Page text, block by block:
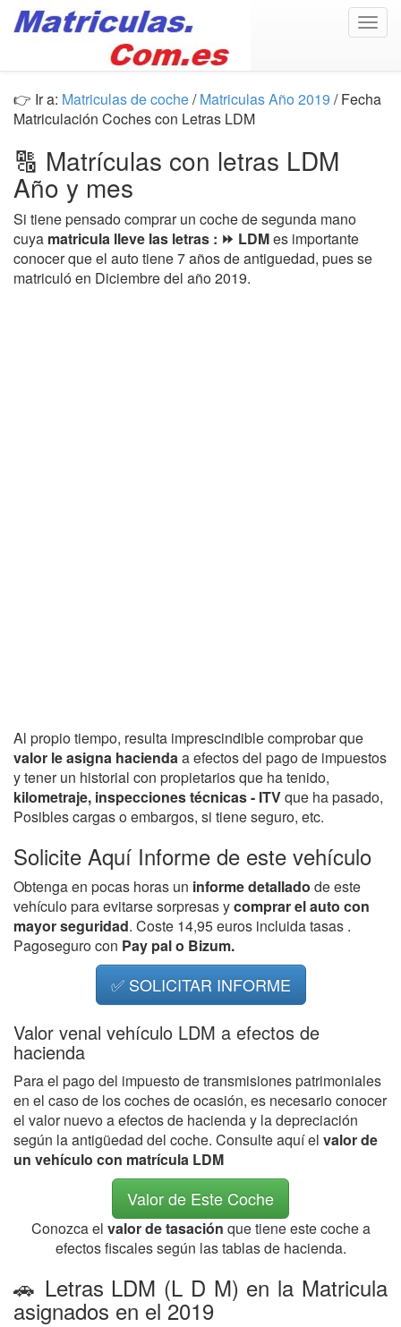
👉 Ir a: Matriculas de coche/Matriculas Año 2019 / Fecha
Matriculación Coches con Letras LDM
🔠 Matrículas con letras LDM
Año y mes
Si tiene pensado comprar un coche de segunda mano
cuya matricula lleve las letras : ⏩ LDMes importante
conocer que el auto tiene 7 años de antiguedad, pues se
matriculó en Diciembre del año 2019.
Al propio tiempo, resulta imprescindible comprobar que
valor le asigna haciendaa efectos del pago de impuestos
y tener un historial con propietarios que ha tenido,
kilometraje, inspecciones técnicas - ITVque ha pasado,
Posibles cargas o embargos, si tiene seguro, etc.
Solicite Aquí Informe de este vehículo
Obtenga en pocas horas un informe detallado de este
vehículo para evitarse sorpresas ycomprar el auto con
mayor seguridad. Coste 14,95 euros incluida tasas .
Pagoseguro con Pay pal o Bizum.
✅ SOLICITAR INFORME
Valor venal vehículo LDM a efectos de
hacienda
Para el pago del impuesto de transmisiones patrimoniales
en el caso de los coches de ocasión, es necesario conocer
el valor nuevo a efectos de hacienda y la depreciación
según la antigüedad del coche. Consulte aquí el valor de
un vehículo con matrícula LDM
Valor de Este Coche
Conozca el valor de tasación que tiene este coche a
efectos fiscales según las tablas de hacienda.
🚗 Letras LDM (L D M) en la Matricula
asignados en el 2019